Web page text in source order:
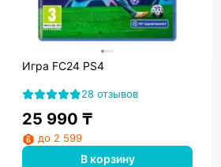
Игра FC24 PS4
28 отзывов
25 990 ₸
до 2 599
В корзину